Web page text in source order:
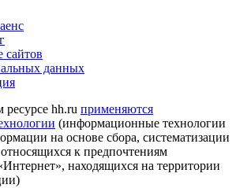
сайтов
данных
hh.ru применяются
(информационные технологии
на основе сбора, систематизации
к предпочтениям
находящихся на территории